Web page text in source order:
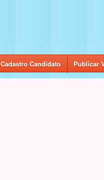
Cadastro Candidato Publicar